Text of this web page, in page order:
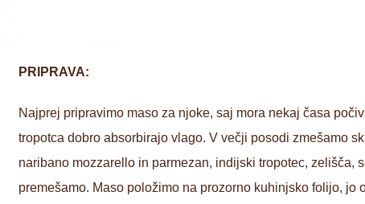
PRIPRAVA:
Najprej pripravimo maso za njoke, saj mora nekaj časa
tropotca dobro absorbirajo vlago. V večji posodi zmešamo
naribano mozzarello in parmezan, indijski tropotec, zelišča,
premešamo. Maso položimo na prozorno kuhinjsko folijo, jo